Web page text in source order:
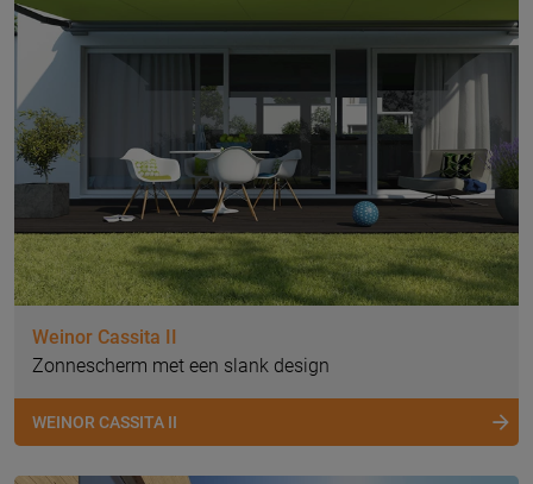
Weinor Cassita II
Zonnescherm met een slank design
WEINOR CASSITA II